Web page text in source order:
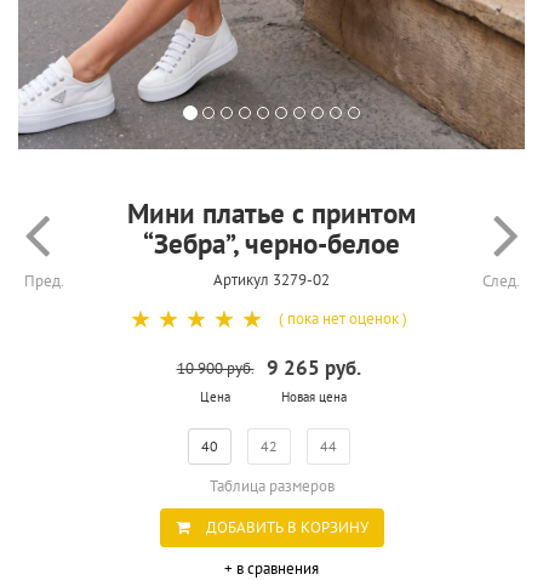
Пред.
Мини платье с принтом
“Зебра”, черно-белое
Артикул 3279-02 След.
☆
☆
☆
☆
☆ ( пока нет оценок )
10 900 руб.
Цена
9 265 руб.
Новая цена
40 42 44
Таблица размеров
ДОБАВИТЬ В КОРЗИНУ
+ в сравнения